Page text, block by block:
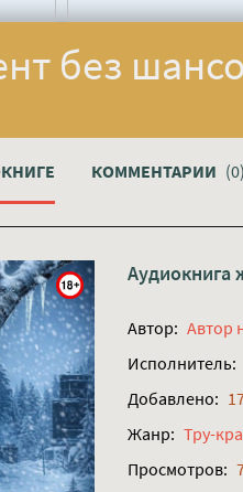
без
КОММЕНТАРИИ (0)
Аудиокнига
Автор: Автор
Исполнитель:
Добавлено:
Жанр: Тру-
Просмотров: